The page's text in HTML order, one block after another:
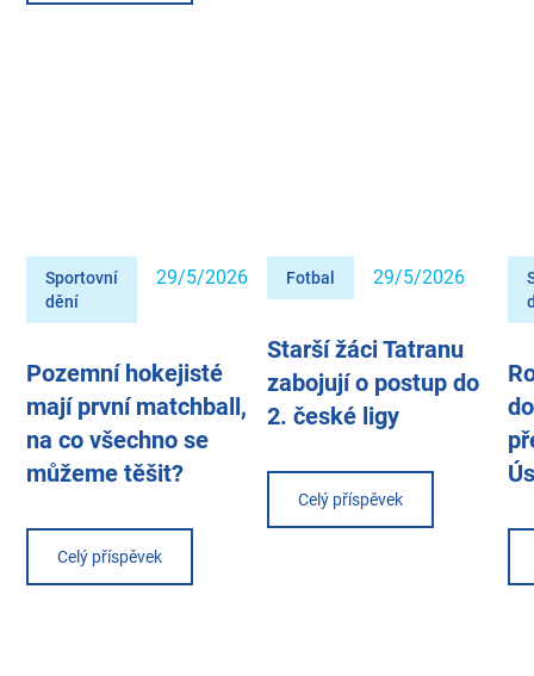
Sportovní
dění
29/5/2026
Pozemní hokejisté
mají první matchball,
na co všechno se
můžeme těšit?
Celý příspěvek
Fotbal 29/5/2026
Starší žáci Tatranu
zabojují o postup do
2. české ligy
Celý příspěvek